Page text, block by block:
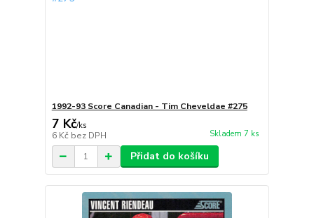
1992-93 Score Canadian - Tim Cheveldae #275
7 Kč/ks
6 Kč bez DPH Skladem 7 ks
Přidat do košíku